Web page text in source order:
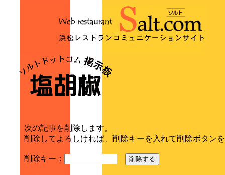
次の記事を削除します。
削除してよろしければ、削除キーを入れて削除ボタン
削除キー： 削除する